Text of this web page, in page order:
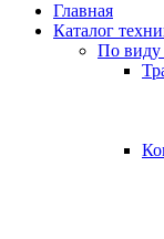
Главная
Каталог
По виду